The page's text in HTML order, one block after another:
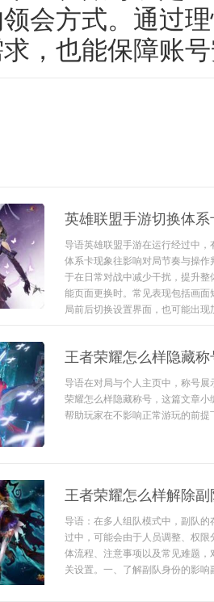
会方式。通过
，也能保障账
英雄联盟手游切换体
导语英雄联盟手游在运行经过中
体系卡现象往影响对局节奏与操
于在日常对战中减少干扰，提升
能页面更换时。常见表现包括画
局前后切换设置界面，也可能出现
王者荣耀怎么样隐藏称
导语在对局与个人主页中，称号
荣耀怎么样隐藏称号，这篇文章
帮助玩家在不影响正常游玩的前
王者荣耀怎么样解除副
导语：在多人组队模式中，副队
过中，可能会由于人员调整、权
体流程、注意事项以及常见难题
关设置。一、了解副队身份的影